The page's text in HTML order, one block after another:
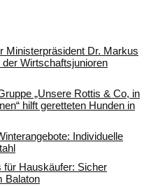
Ministerpräsident Dr. Markus
Wirtschaftsjunioren
„Unsere Rottis & Co, in
hilft geretteten Hunden in
Individuelle
für Hauskäufer: Sicher
Balaton